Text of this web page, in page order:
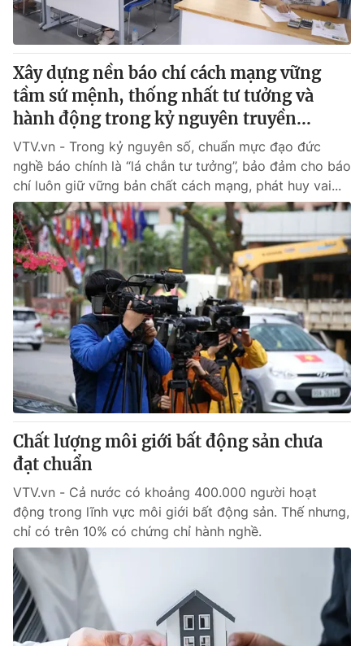
cấp ngày 29/12/2023
Tổng Biên tập:Vũ Thanh Thủy
Phó Tổng Biên tập:Nguyễn Thị Mỹ Hạnh, Phạm Quốc Thắng,
Nguyễn Trọng Ninh
Tổng đài VTV:024.38 355 931 - 024.38 355 932
Ðiện thoại Thời báo VTV:024.66 897 897
toasoan@vtv.vn
Liên hệ quảng cáo:024-7300.7108
® Cấm sao chép dưới mọi hình thức nếu không có sự chấp
thuận bằng văn bản. Ghi rõ nguồn VTV.vn khi phát hành lại
thông tin từ website này.
Xây dựng nền báo chí cách mạng vững
tầm sứ mệnh, thống nhất tư tưởng và
hành động trong kỷ nguyên truyền...
VTV.vn - Trong kỷ nguyên số, chuẩn mực đạo đức
nghề báo chính là “lá chắn tư tưởng”, bảo đảm cho báo
chí luôn giữ vững bản chất cách mạng, phát huy vai...
Chất lượng môi giới bất động sản chưa
đạt chuẩn
VTV.vn - Cả nước có khoảng 400.000 người hoạt
động trong lĩnh vực môi giới bất động sản. Thế nhưng,
chỉ có trên 10% có chứng chỉ hành nghề.